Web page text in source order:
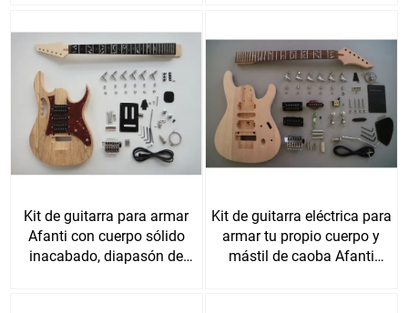
Kit de guitarra para armar
Afanti con cuerpo sólido
inacabado, diapasón de
Kit de guitarra eléctrica para
armar tu propio cuerpo y
mástil de caoba Afanti